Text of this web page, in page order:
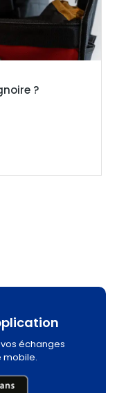
?
échanges
mobile.